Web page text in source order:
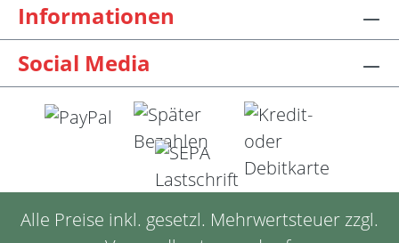
Informationen
Social Media
Alle Preise inkl. gesetzl. Mehrwertsteuer zzgl.